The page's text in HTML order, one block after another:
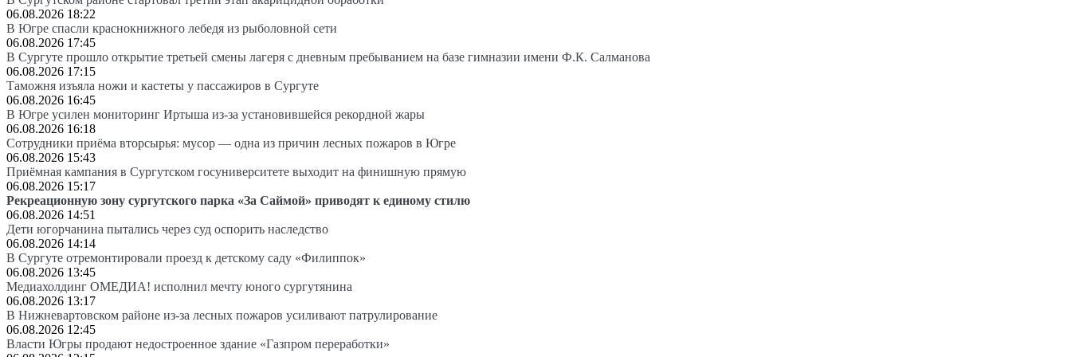
06.08.2026 18:22
В Югре спасли краснокнижного лебедя из рыболовной сети
06.08.2026 17:45
В Сургуте прошло открытие третьей смены лагеря с дневным пребыванием на базе гимназии имени Ф.К. Салманова
06.08.2026 17:15
Таможня изъяла ножи и кастеты у пассажиров в Сургуте
06.08.2026 16:45
В Югре усилен мониторинг Иртыша из-за установившейся рекордной жары
06.08.2026 16:18
Сотрудники приёма вторсырья: мусор — одна из причин лесных пожаров в Югре
06.08.2026 15:43
Приёмная кампания в Сургутском госуниверситете выходит на финишную прямую
06.08.2026 15:17
Рекреационную зону сургутского парка «За Саймой» приводят к единому стилю
06.08.2026 14:51
Дети югорчанина пытались через суд оспорить наследство
06.08.2026 14:14
В Сургуте отремонтировали проезд к детскому саду «Филиппок»
06.08.2026 13:45
Медиахолдинг ОМЕДИА! исполнил мечту юного сургутянина
06.08.2026 13:17
В Нижневартовском районе из-за лесных пожаров усиливают патрулирование
06.08.2026 12:45
Власти Югры продают недостроенное здание «Газпром переработки»